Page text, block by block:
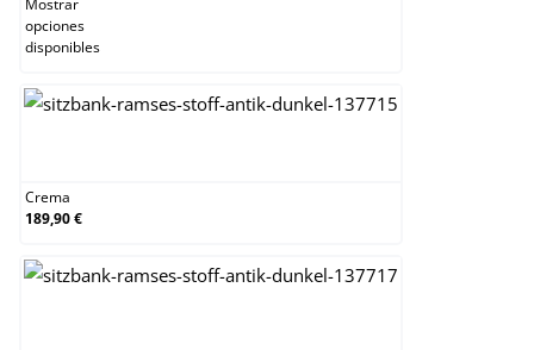
Mostrar
opciones
disponibles
Crema
189,90 €